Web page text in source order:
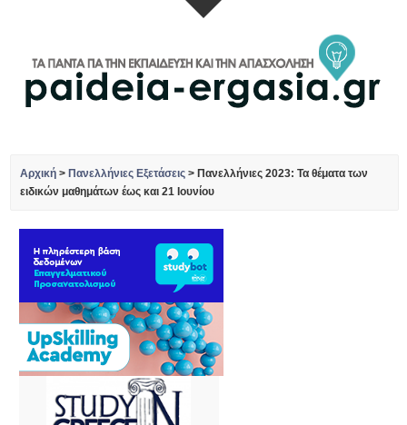
Αρχική > Πανελλήνιες Εξετάσεις > Πανελλήνιες 2023: Τα θέματα των
ειδικών μαθημάτων έως και 21 Ιουνίου